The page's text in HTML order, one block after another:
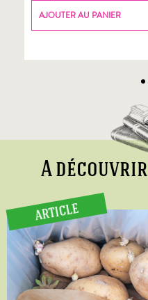
AJOUTER AU PANIER
A découvrir
ARTICLE